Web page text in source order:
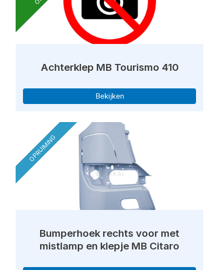
Achterklep MB Tourismo 410
Bekijken
OPRUIMING
Bumperhoek rechts voor met
mistlamp en klepje MB Citaro